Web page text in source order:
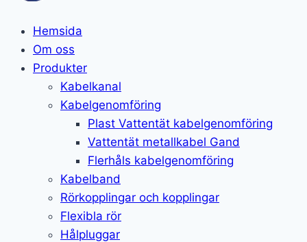
Hemsida
Om oss
Produkter
Kabelkanal
Kabelgenomföring
Plast Vattentät kabelgenomföring
Vattentät metallkabel Gand
Flerhåls kabelgenomföring
Kabelband
Rörkopplingar och kopplingar
Flexibla rör
Hålpluggar